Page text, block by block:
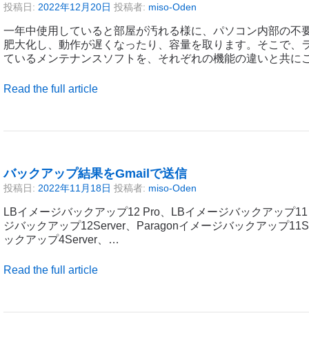
投稿日: 2022年12月20日 投稿者: miso-Oden
一年中使用していると部屋が汚れる様に、パソコン内部の不
肥大化し、動作が遅くなったり、容量を取ります。そこで、
ているメンテナンスソフトを、それぞれの機能の違いと共
Read the full article
バックアップ結果をGmailで送信
投稿日: 2022年11月18日 投稿者: miso-Oden
LBイメージバックアップ12 Pro、LBイメージバックアップ
ジバックアップ12Server、Paragonイメージバックアップ
ックアップ4Server、…
Read the full article